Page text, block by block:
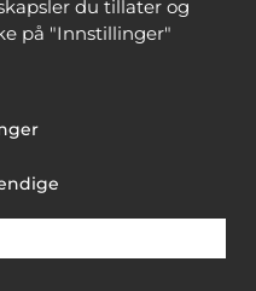
du tillater og
på "Innstillinger"